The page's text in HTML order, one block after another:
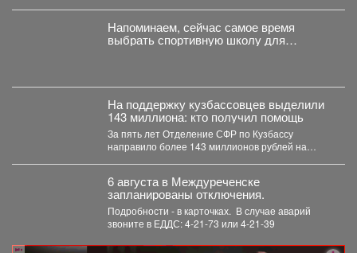
Напоминаем, сейчас самое время
выбрать спортивную школу для
На поддержку кузбассовцев выделили
143 миллиона: кто получил помощь
За пять лет Отделение СФР по Кузбассу
направило более 143 миллионов рублей на
6 августа в Междуреченске
запланированы отключения.
Подробности - в карточках. ️ В случае аварий
звоните в ЕДДС: 4-21-73 или 4-21-39